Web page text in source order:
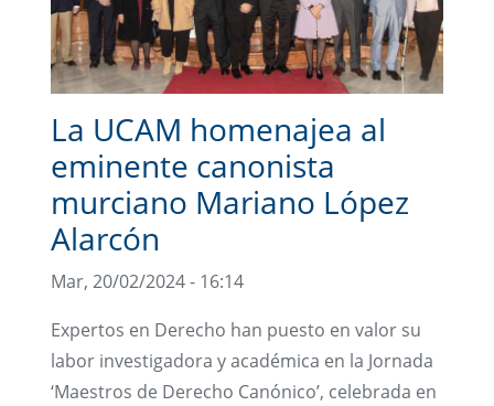
La UCAM homenajea al
eminente canonista
murciano Mariano López
Alarcón
Mar, 20/02/2024 - 16:14
Expertos en Derecho han puesto en valor su
labor investigadora y académica en la Jornada
‘Maestros de Derecho Canónico’, celebrada en